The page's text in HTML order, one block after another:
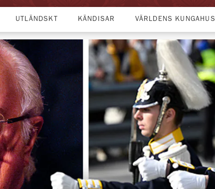
UTLÄNDSKT KÄNDISAR VÄRLDENS KUNGAHUS